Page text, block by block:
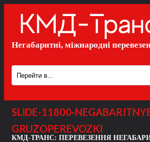
Негабаритні, міжнародні
SLIDE-11800-
GRUZOPEREVOZKI
КМД-ТРАНС: ПЕРЕВЕЗЕННЯ